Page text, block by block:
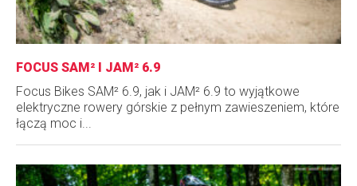
FOCUS SAM² I JAM² 6.9
Focus Bikes SAM² 6.9, jak i JAM² 6.9 to wyjątkowe
elektryczne rowery górskie z pełnym zawieszeniem, które
łączą moc i...